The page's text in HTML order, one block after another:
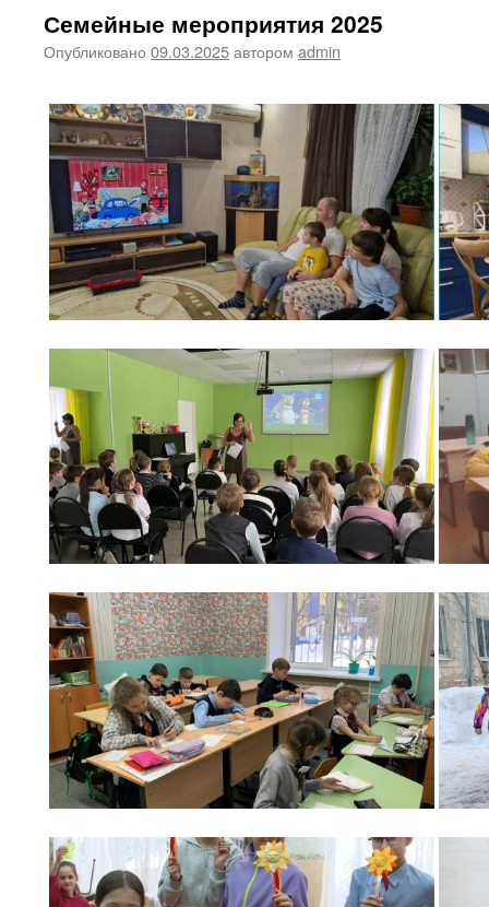
Семейные мероприятия 2025
Опубликовано 09.03.2025автором admin